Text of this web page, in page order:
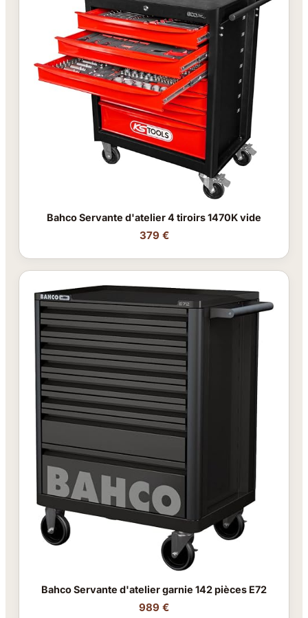
Bahco Servante d'atelier 4 tiroirs 1470K vide
379 €
Bahco Servante d'atelier garnie 142 pièces E72
989 €